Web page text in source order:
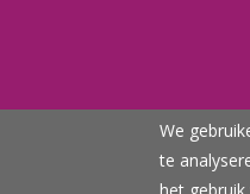
We
te